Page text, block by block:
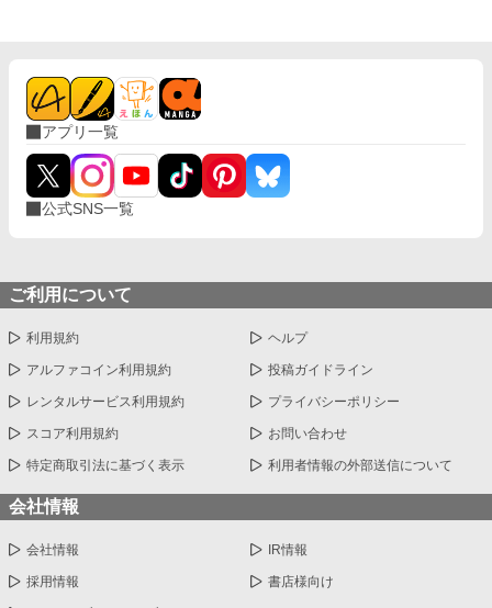
アプリ一覧
公式SNS一覧
ご利用について
利用規約 ヘルプ
アルファコイン利用規約 投稿ガイドライン
レンタルサービス利用規約 プライバシーポリシー
スコア利用規約 お問い合わせ
特定商取引法に基づく表示 利用者情報の外部送信について
会社情報
会社情報 IR情報
採用情報 書店様向け